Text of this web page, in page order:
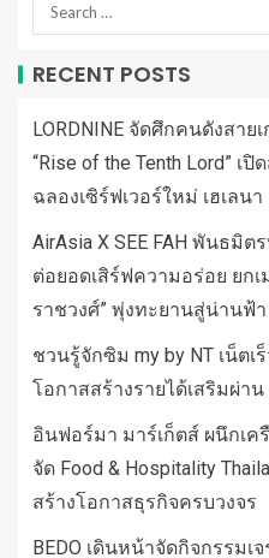
RECENT POSTS
LORDNINE จัดศึกคนดังสา
“Rise of the Tenth Lord”
ฉลองเซิร์ฟเวอร์ใหม่ เฮเลนา
AirAsia X SEE FAH พันธมิ
ต่อยอดเสิร์ฟความอร่อย ยก
ราชวงศ์” พุ่งทะยานสู่น่านฟ้า
ชวนรู้จักซิม my by NT เน็ต
โอกาสสร้างรายได้เสริมผ่าน
อินฟอร์มา มาร์เก็ตส์ ผนึกเค
จัด Food & Hospitality
สร้างโอกาสธุรกิจครบวงจร
BEDO เดินหน้าจัดกิจกรรมเจ